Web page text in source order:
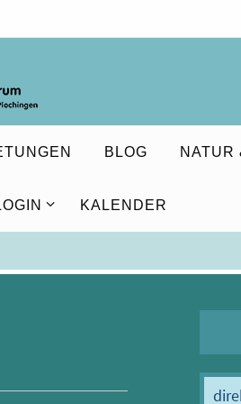
BLOG NATUR
KALENDER